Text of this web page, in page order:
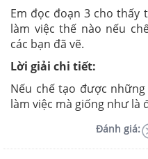
Em đọc đoạn 3 cho thấy
làm việc thế nào nếu
các bạn đã vẽ.
Lời giải chi tiết:
Nếu chế tạo được
làm việc mà giống như là
Đánh giá: